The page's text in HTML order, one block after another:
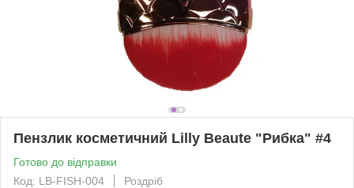
Пензлик косметичний Lilly Beaute "Рибка" #4
Готово до відправки
Код: LB-FISH-004
Роздріб